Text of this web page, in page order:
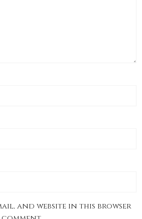
and website in this browser